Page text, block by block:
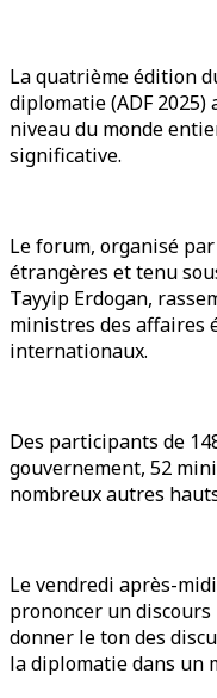
La quatrième édition
diplomatie (ADF
niveau du monde
significative.
Le forum, organisé
étrangères et tenu
Tayyip Erdogan,
ministres des affaires
internationaux.
Des participants de
gouvernement, 52
nombreux autres
Le vendredi après-
prononcer un
donner le ton des
la diplomatie dans un